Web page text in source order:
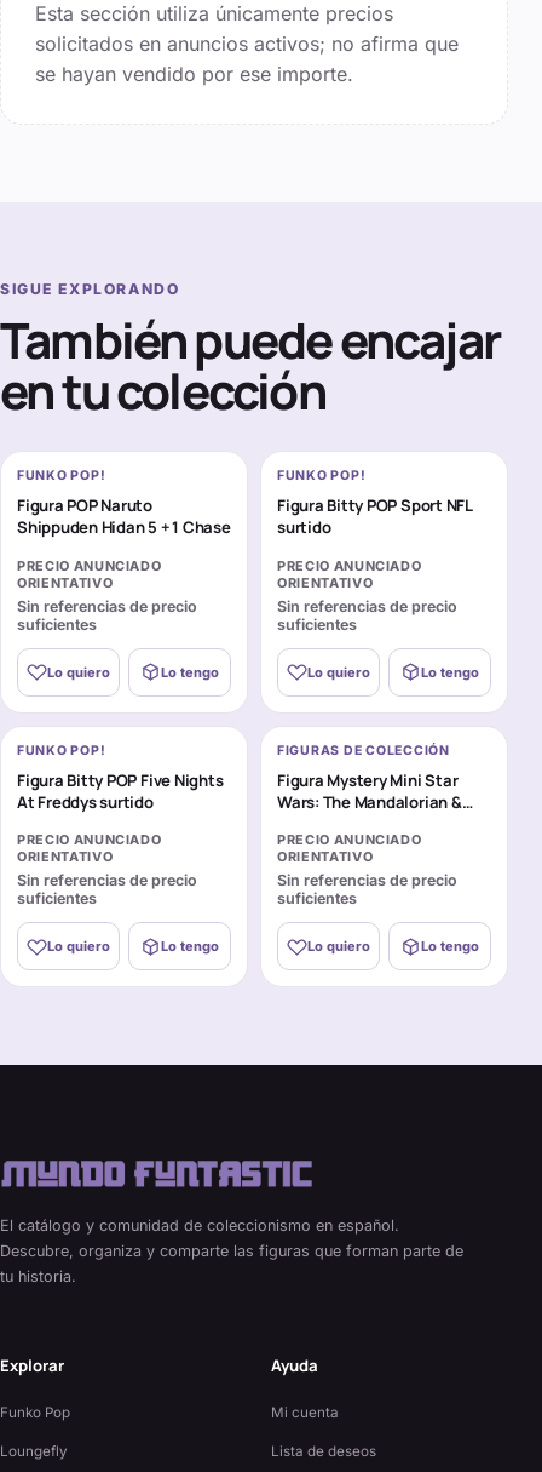
Esta sección utiliza únicamente precios
solicitados en anuncios activos; no afirma que
se hayan vendido por ese importe.
SIGUE EXPLORANDO
También puede encajar
en tu colección
FUNKO POP!
Figura POP Naruto
Shippuden Hidan 5 + 1 Chase
PRECIO ANUNCIADO
ORIENTATIVO
Sin referencias de precio
suficientes
Lo quiero Lo tengo
FUNKO POP!
Figura Bitty POP Sport NFL
surtido
PRECIO ANUNCIADO
ORIENTATIVO
Sin referencias de precio
suficientes
Lo quiero Lo tengo
FUNKO POP!
Figura Bitty POP Five Nights
At Freddys surtido
PRECIO ANUNCIADO
ORIENTATIVO
Sin referencias de precio
suficientes
Lo quiero Lo tengo
FIGURAS DE COLECCIÓN
Figura Mystery Mini Star
Wars: The Mandalorian &
PRECIO ANUNCIADO
ORIENTATIVO
Sin referencias de precio
suficientes
Lo quiero Lo tengo
El catálogo y comunidad de coleccionismo en español.
Descubre, organiza y comparte las figuras que forman parte de
tu historia.
Explorar
Funko Pop
Loungefly
Ayuda
Mi cuenta
Lista de deseos